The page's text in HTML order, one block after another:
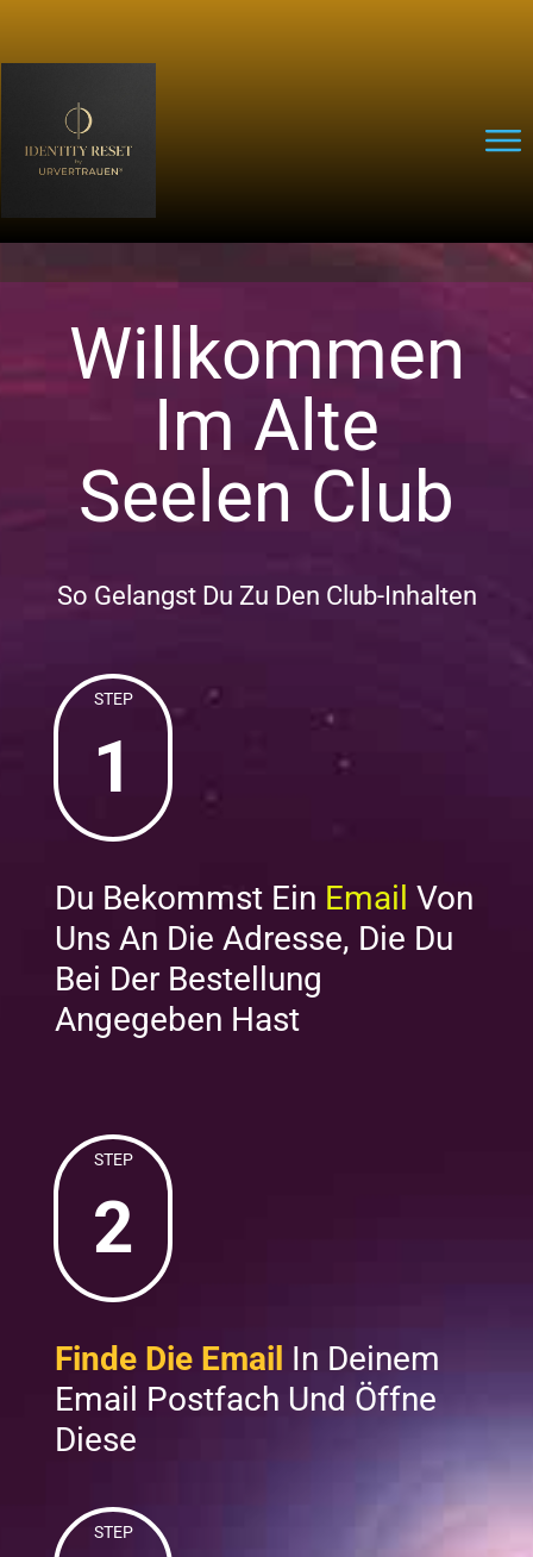
Willkommen
Im Alte
Seelen Club
So Gelangst Du Zu Den Club-Inhalten
STEP
1
Du Bekommst Ein Email Von
Uns An Die Adresse, Die Du
Bei Der Bestellung
Angegeben Hast
STEP
2
Finde Die Email In Deinem
Email Postfach Und Öffne
Diese
STEP